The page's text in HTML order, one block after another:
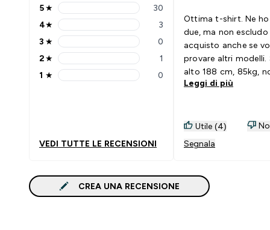
5 stars rating 30 reviews
5★ 30
4 stars rating 3 reviews
4★ 3
3 stars rating 0 reviews
3 ★ 0
2 stars rating 1 reviews
2★ 1
1 stars rating 0 reviews
1 ★ 0
VEDI TUTTE LE RECENSIONI
Ottima t-shirt. Ne ho
due, ma non
acquisto anche se
provare altri modelli.
alto 188 cm, 85kg,
muscoloso specie
giusto sul torace e
morbido e fresco.
Leggi di più
Utile (4)
Segnala
CREA UNA RECENSIONE